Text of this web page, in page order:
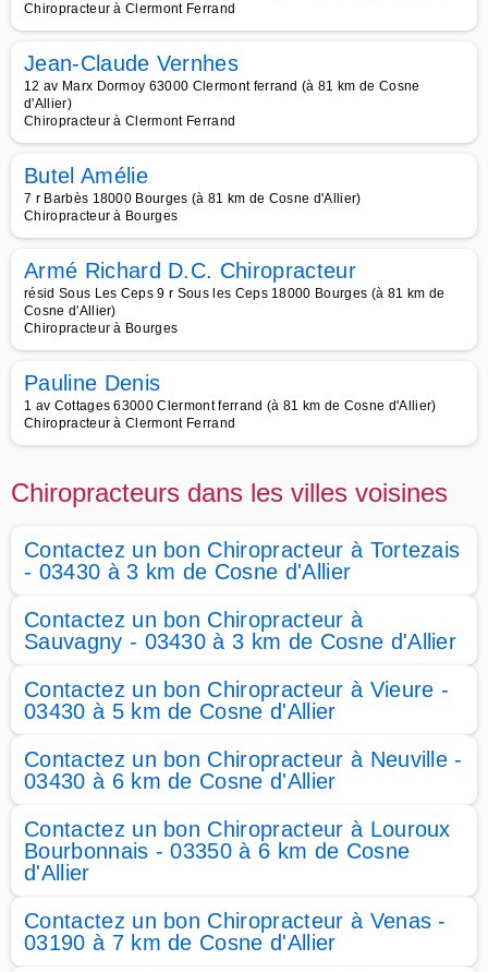
Chiropracteur à Clermont Ferrand
Jean-Claude Vernhes
12 av Marx Dormoy 63000 Clermont ferrand (à 81 km de Cosne
d'Allier)
Chiropracteur à Clermont Ferrand
Butel Amélie
7 r Barbès 18000 Bourges (à 81 km de Cosne d'Allier)
Chiropracteur à Bourges
Armé Richard D.C. Chiropracteur
résid Sous Les Ceps 9 r Sous les Ceps 18000 Bourges (à 81 km de
Cosne d'Allier)
Chiropracteur à Bourges
Pauline Denis
1 av Cottages 63000 Clermont ferrand (à 81 km de Cosne d'Allier)
Chiropracteur à Clermont Ferrand
Chiropracteurs dans les villes voisines
Contactez un bon Chiropracteur à Tortezais
- 03430 à 3 km de Cosne d'Allier
Contactez un bon Chiropracteur à
Sauvagny - 03430 à 3 km de Cosne d'Allier
Contactez un bon Chiropracteur à Vieure -
03430 à 5 km de Cosne d'Allier
Contactez un bon Chiropracteur à Neuville -
03430 à 6 km de Cosne d'Allier
Contactez un bon Chiropracteur à Louroux
Bourbonnais - 03350 à 6 km de Cosne
d'Allier
Contactez un bon Chiropracteur à Venas -
03190 à 7 km de Cosne d'Allier